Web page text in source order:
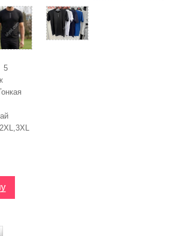
5